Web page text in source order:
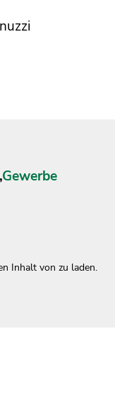
Gewerbe
Inhalt von zu laden.